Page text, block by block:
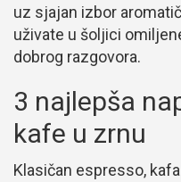
uz sjajan izbor
uživate u šoljici
dobrog razgovora.
3 najlepša
kafe u zrnu
Klasičan espresso,